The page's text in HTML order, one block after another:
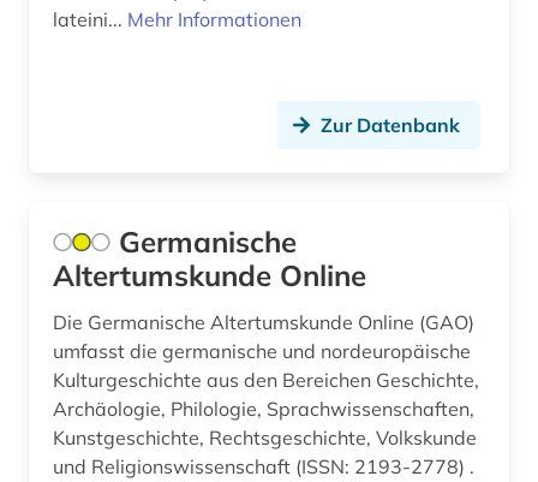
geschichte 1786-1805 (1)
geschichte 1789-1960 (2)
geschichte 1793-1830 (1)
geschichte 1800-1900 (1)
geschichte 1800-1920 (1)
geschichte 1800-1930 (1)
geschichte 1801-1878 (1)
geschichte 1813-1837 (1)
lateini... Mehr Informationen
Zur Datenbank
Germanische
Altertumskunde Online
Die Germanische Altertumskunde Online (GAO)
umfasst die germanische und nordeuropäische
Kulturgeschichte aus den Bereichen Geschichte,
Archäologie, Philologie, Sprachwissenschaften,
Kunstgeschichte, Rechtsgeschichte, Volkskunde
und Religionswissenschaft (ISSN: 2193-2778) .